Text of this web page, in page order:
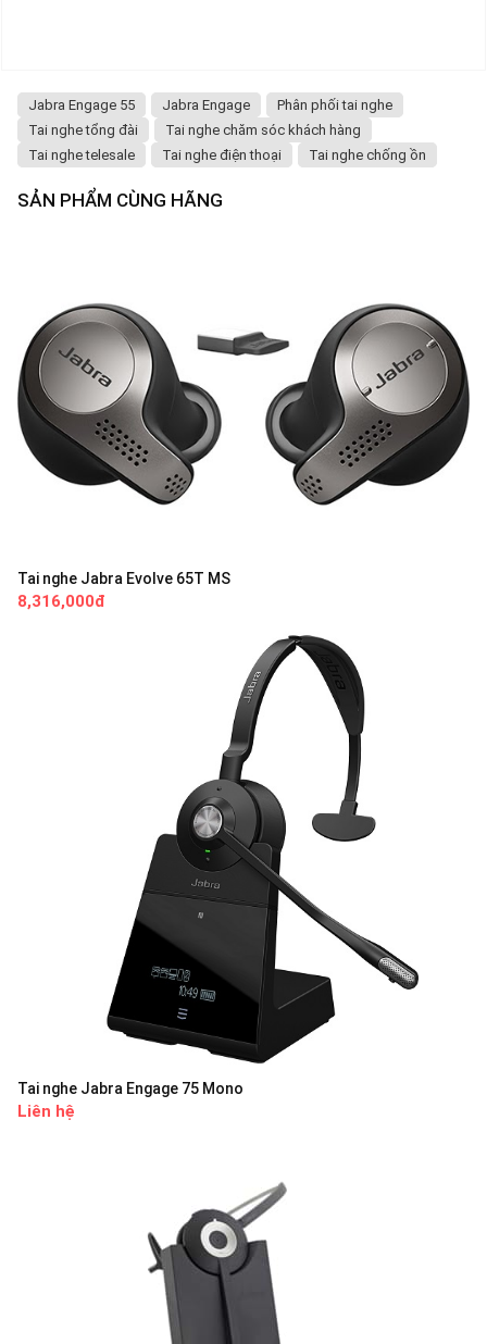
Jabra Engage 55 Jabra Engage
Phân phối tai nghe
Tai nghe tổng đài
Tai nghe chăm sóc khách hàng
Tai nghe telesale
Tai nghe điện thoại Tai nghe chống ồn
SẢN PHẨM CÙNG HÃNG
Tai nghe Jabra Evolve 65T MS
8,316,000đ
Tai nghe Jabra Engage 75 Mono
Liên hệ